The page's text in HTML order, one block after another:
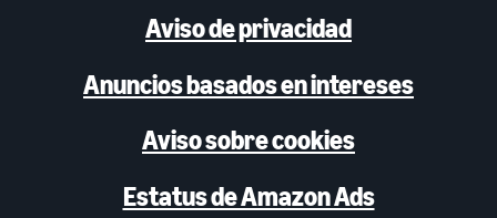
Aviso de privacidad
Anuncios basados en intereses
Aviso sobre cookies
Estatus de Amazon Ads